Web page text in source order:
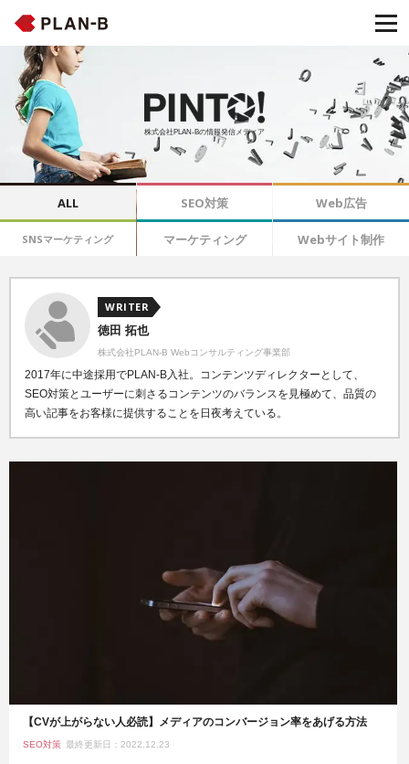
株式会社PLAN-Bの情報発信メディア
ALL SEO対策 Web広告
SNSマーケティング マーケティング Webサイト制作
WRITER
徳田 拓也
株式会社PLAN-B Webコンサルティング事業部
2017年に中途採用でPLAN-B入社。コンテンツディレクターとして、
SEO対策とユーザーに刺さるコンテンツのバランスを見極めて、品質の
高い記事をお客様に提供することを日夜考えている。
【CVが上がらない人必読】メディアのコンバージョン率をあげる方法
SEO対策 最終更新日：2022.12.23